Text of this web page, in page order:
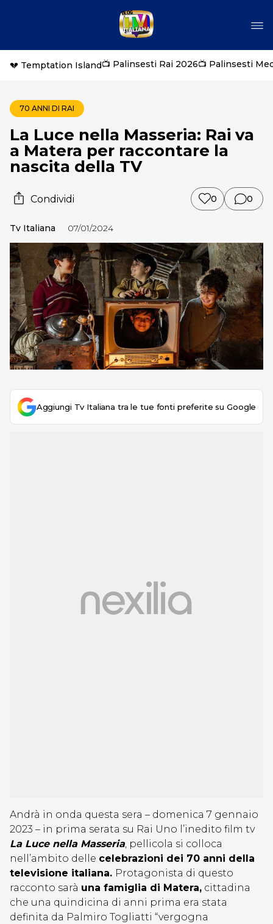
💔 Temptation Island📺 Palinsesti Rai 2026📺 Palinsesti
70 ANNI DI RAI
La Luce nella Masseria: Rai va
a Matera per raccontare la
nascita della TV
Condividi 0 0
Tv Italiana 07/01/2024
Aggiungi Tv Italiana tra le tue fonti preferite su Google
Andrà in onda questa sera – domenica 7 gennaio
2023 – in prima serata su Rai Uno l’inedito film tv
La Luce nella Masseria, pellicola si colloca
nell’ambito delle celebrazioni dei 70 anni della
televisione italiana. Protagonista di questo
racconto sarà una famiglia di Matera, cittadina
che una quindicina di anni prima era stata
definita da Palmiro Togliatti “vergogna